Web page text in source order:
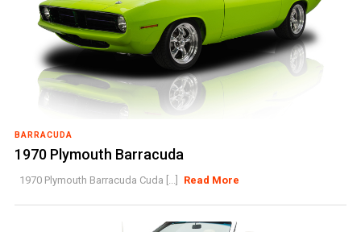
BARRACUDA
1970 Plymouth Barracuda
1970 Plymouth Barracuda Cuda [...] Read More